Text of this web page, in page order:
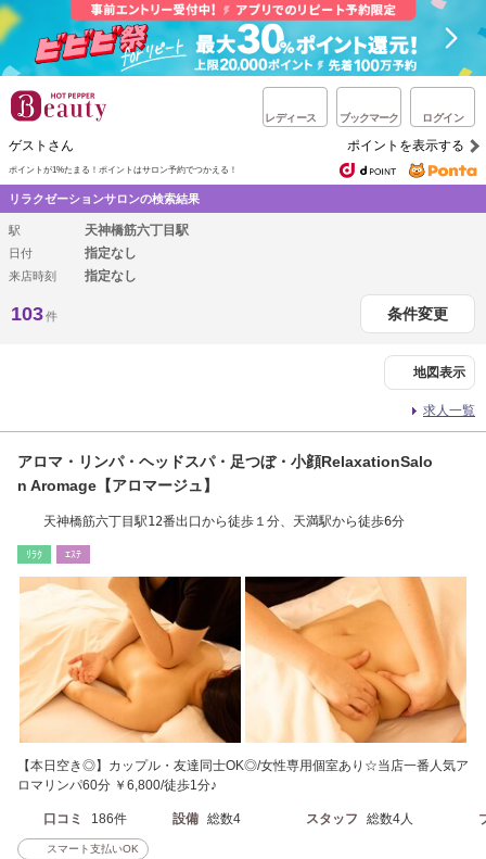
レディース ブックマーク ログイン
ゲストさん ポイントを表示する
ポイントが1%たまる！ ポイントはサロン予約でつかえる！
リラクゼーションサロンの検索結果
駅 天神橋筋六丁目駅
日付 指定なし
来店時刻 指定なし
103件 条件変更
地図表示
求人一覧
アロマ・リンパ・ヘッドスパ・足つぼ・小顔RelaxationSalo
n Aromage【アロマージュ】
天神橋筋六丁目駅12番出口から徒歩１分、天満駅から徒歩6分
ﾘﾗｸ ｴｽﾃ
【本日空き◎】カップル・友達同士OK◎/女性専用個室あり☆当店一番人気ア
ロマリンパ60分 ￥6,800/徒歩1分♪
口コミ 186件 設備 総数4 スタッフ 総数4人
スマート支払いOK